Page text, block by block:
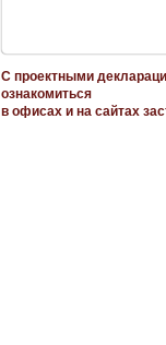
С проектными
ознакомиться
в офисах и на сайтах